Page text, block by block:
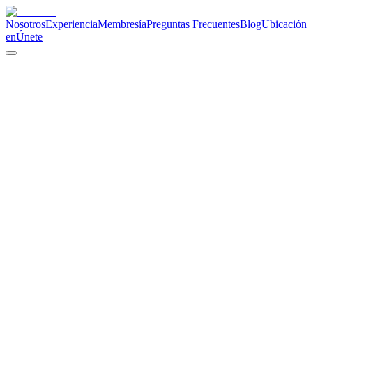
NosotrosExperienciaMembresíaPreguntas FrecuentesBlogUbicación
enÚnete